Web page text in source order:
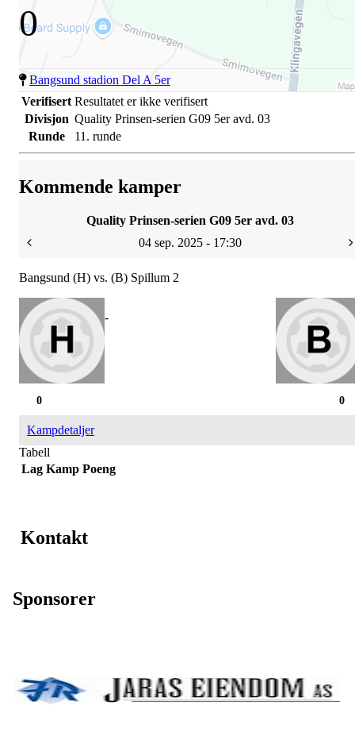
0
Bangsund stadion Del A 5er
Verifisert Resultatet er ikke verifisert
Divisjon Quality Prinsen-serien G09 5er avd. 03
Runde
11. runde
Kommende kamper
Quality Prinsen-serien G09 5er avd. 03
04 sep. 2025 - 17:30
Bangsund (H) vs. (B) Spillum 2
-
0
0
Kampdetaljer
Tabell
Lag Kamp Poeng
Kontakt
Sponsorer